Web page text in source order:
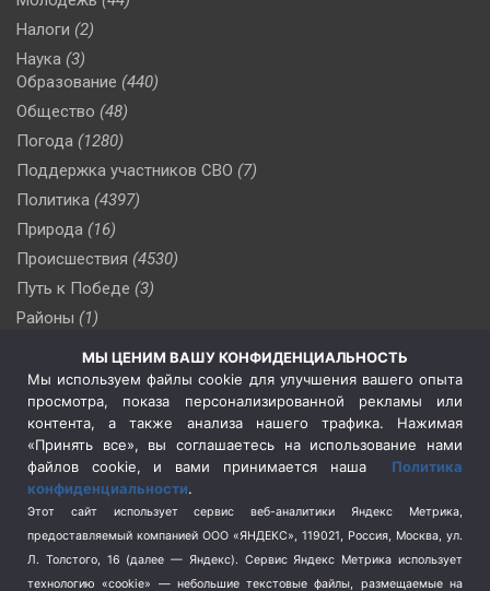
Налоги (2)
Наука (3)
Образование (440)
Общество (48)
Погода (1280)
Поддержка участников СВО (7)
Политика (4397)
Природа (16)
Происшествия (4530)
Путь к Победе (3)
Районы (1)
(510)
Сельское хозяйство (3)
Социальная политика
(3)
Спецоперация в Украине
Спецоперация на Украине
(404)
Спорт (740)
Терроризм (1)
Транспорт (262)
МЫ ЦЕНИМ ВАШУ КОНФИДЕНЦИАЛЬНОСТЬ
Мы используем файлы cookie для улучшения вашего опыта
просмотра, показа персонализированной рекламы или
контента, а также анализа нашего трафика. Нажимая
«Принять все», вы соглашаетесь на использование нами
файлов cookie, и вами принимается наша Политика
конфиденциальности.
Этот сайт использует сервис веб-аналитики Яндекс Метрика,
предоставляемый компанией ООО «ЯНДЕКС», 119021, Россия, Москва, ул.
Л. Толстого, 16 (далее — Яндекс). Сервис Яндекс Метрика использует
технологию «cookie» — небольшие текстовые файлы, размещаемые на